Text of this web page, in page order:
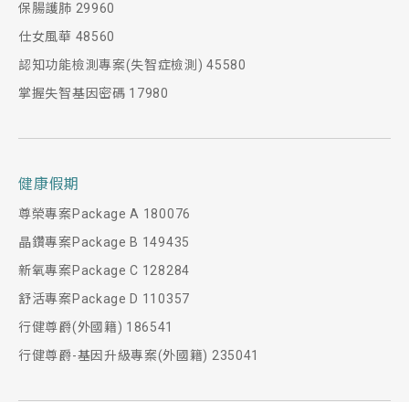
保腸護肺 29960
仕女風華 48560
認知功能檢測專案(失智症檢測) 45580
掌握失智基因密碼 17980
健康假期
尊榮專案Package A 180076
晶鑽專案Package B 149435
新氧專案Package C 128284
舒活專案Package D 110357
行健尊爵(外國籍) 186541
行健尊爵-基因升級專案(外國籍) 235041